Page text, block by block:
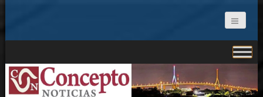
CONCEPTO NOTICIAS